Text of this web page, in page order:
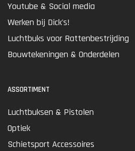
Youtube & Social media
Werken bij Dick's!
Luchtbuks voor Rattenbestrijding
Bouwtekeningen & Onderdelen
ASSORTIMENT
Luchtbuksen & Pistolen
Optiek
Schietsport Accessoires